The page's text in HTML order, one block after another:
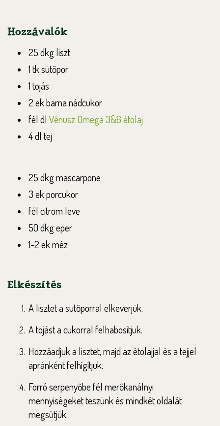
Hozzávalók
25 dkg liszt
1 tk sütőpor
1 tojás
2 ek barna nádcukor
fél dl Vénusz Omega 3&6 étolaj
4 dl tej
25 dkg mascarpone
3 ek porcukor
fél citrom leve
50 dkg eper
1-2 ek méz
Elkészítés
A lisztet a sütőporral elkeverjük.
A tojást a cukorral felhabosítjuk.
Hozzáadjuk a lisztet, majd az étolajjal és a tejjel
apránként felhígítjuk.
Forró serpenyőbe fél merőkanálnyi
mennyiségeket teszünk és mindkét oldalát
megsütjük.